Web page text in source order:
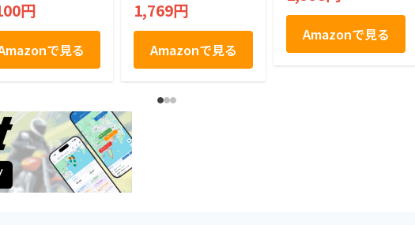
円
で見る
1,769円
Amazonで見る
Amazonで見る